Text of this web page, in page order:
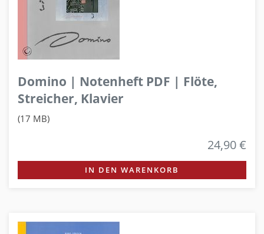
Domino | Notenheft PDF | Flöte,
Streicher, Klavier
(17 MB)
24,90 €
IN DEN WARENKORB